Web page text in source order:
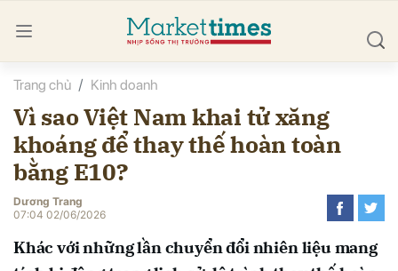
Trang chủ Kinh doanh
Vì sao Việt Nam khai tử xăng
khoáng để thay thế hoàn toàn
bằng E10?
Dương Trang
07:04 02/06/2026
Khác với những lần chuyển đổi nhiên liệu mang
luận